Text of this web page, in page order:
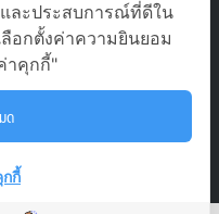
ที่ 5/1800 หมู่บ้านประชาชื่น
ากเกร็ด นนทบุรี 11120
ละประสบการณ์ที่ดีใน
อกตั้งค่าความยินยอม
าคุกกี้"
ด
กี้